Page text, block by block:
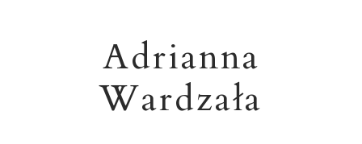
Adrianna
Wardzała